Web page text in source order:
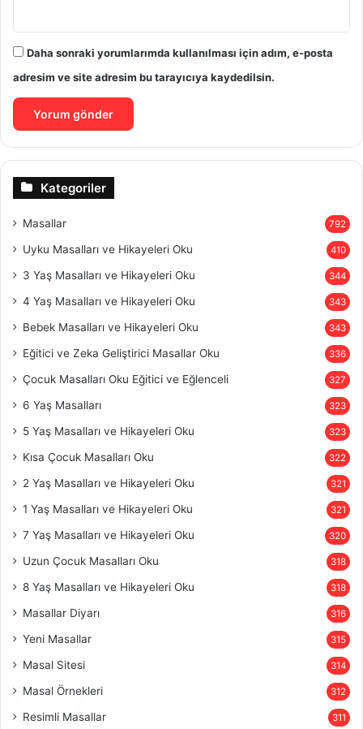
Daha sonraki yorumlarımda kullanılması için adım, e-posta
adresim ve site adresim bu tarayıcıya kaydedilsin.
Kategoriler
Masallar 792
Uyku Masalları ve Hikayeleri Oku 410
3 Yaş Masalları ve Hikayeleri Oku 344
4 Yaş Masalları ve Hikayeleri Oku 343
Bebek Masalları ve Hikayeleri Oku 343
Eğitici ve Zeka Geliştirici Masallar Oku 336
Çocuk Masalları Oku Eğitici ve Eğlenceli 327
6 Yaş Masalları 323
5 Yaş Masalları ve Hikayeleri Oku 323
Kısa Çocuk Masalları Oku 322
2 Yaş Masalları ve Hikayeleri Oku 321
1 Yaş Masalları ve Hikayeleri Oku 321
7 Yaş Masalları ve Hikayeleri Oku 320
Uzun Çocuk Masalları Oku 318
8 Yaş Masalları ve Hikayeleri Oku 318
Masallar Diyarı 316
Yeni Masallar 315
Masal Sitesi 314
Masal Örnekleri 312
Resimli Masallar 311